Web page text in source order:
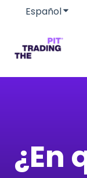
Español
¿En